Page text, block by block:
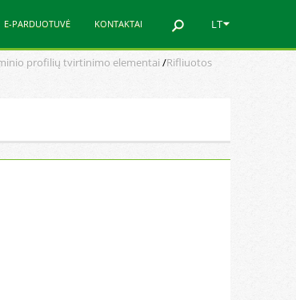
LT
E-PARDUOTUVĖ KONTAKTAI
profilių tvirtinimo elementai /Rifliuotos